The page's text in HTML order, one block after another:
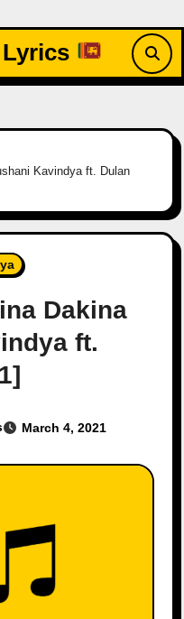
Kavindya ft. Dulan
Dakina
ft.
March 4, 2021